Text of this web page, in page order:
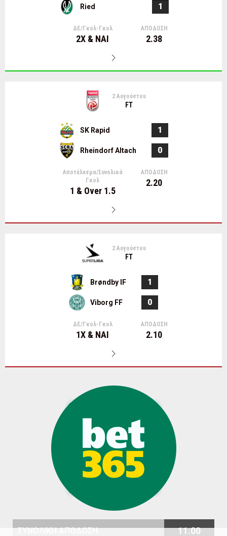
Ried 1
ΔΕ/Γκολ-Γκολ
2Χ & ΝΑΙ
ΑΠΟΔΟΣΗ
2.38
2 Αυγούστου
FT
SK Rapid
Rheindorf Altach
1
0
Αποτέλεσμα/Συνολικά
Γκολ
1 & Over 1.5
ΑΠΟΔΟΣΗ
2.20
2 Αυγούστου
FT
Brøndby IF
Viborg FF
1
0
ΔΕ/Γκολ-Γκολ
1Χ & ΝΑΙ
ΑΠΟΔΟΣΗ
2.10
ΣΥΝΟΛΙΚΗ ΑΠΟΔΟΣΗ 11.00